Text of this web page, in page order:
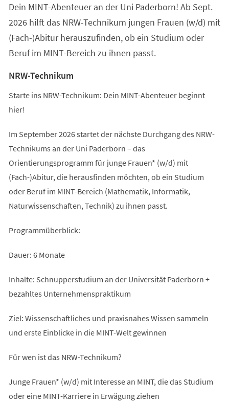
Dein MINT-Abenteuer an der Uni Paderborn! Ab Sept.
2026 hilft das NRW-Technikum jungen Frauen (w/d) mit
(Fach-)Abitur herauszufinden, ob ein Studium oder
Beruf im MINT-Bereich zu ihnen passt.
NRW-Technikum
Starte ins NRW-Technikum: Dein MINT-Abenteuer beginnt
hier!
Im September 2026 startet der nächste Durchgang des NRW-
Technikums an der Uni Paderborn – das
Orientierungsprogramm für junge Frauen* (w/d) mit
(Fach-)Abitur, die herausfinden möchten, ob ein Studium
oder Beruf im MINT-Bereich (Mathematik, Informatik,
Naturwissenschaften, Technik) zu ihnen passt.
Programmüberblick:
Dauer: 6 Monate
Inhalte: Schnupperstudium an der Universität Paderborn +
bezahltes Unternehmenspraktikum
Ziel: Wissenschaftliches und praxisnahes Wissen sammeln
und erste Einblicke in die MINT-Welt gewinnen
Für wen ist das NRW-Technikum?
Junge Frauen* (w/d) mit Interesse an MINT, die das Studium
oder eine MINT-Karriere in Erwägung ziehen